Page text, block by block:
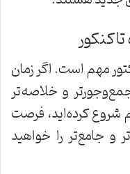
کنکور
مهم است. اگر زمان
و خلاصه‌تر
شروع کرده‌اید، فرصت
و جامع‌تر را خواهید